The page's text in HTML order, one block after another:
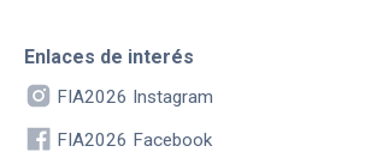
Enlaces de interés
FIA2026 Instagram
FIA2026 Facebook